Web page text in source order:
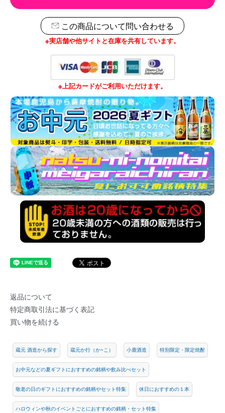
この商品について問い合わせる
※実店舗や他サイトと在庫を共有しています。
※上記カードがご利用いただけます。
返品について
特定商取引法に基づく表記
買い物を続ける
蔵元 酒造から探す 蔵元か行（か~こ） 小鹿酒造 特別限定・限定焼酎
お中元などの夏ギフトにおすすめの銘柄や飲み比べセット
敬老の日のギフトにおすすめの銘柄やセット特集 休日におすすめの１本
ハロウィンや秋のイベントごとにおすすめの銘柄・セット特集